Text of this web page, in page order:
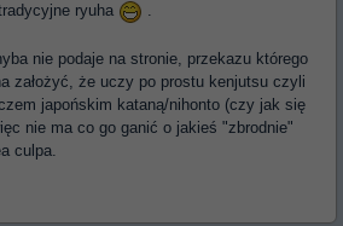
ryuha
.
nie podaje na stronie, przekazu którego
założyć, że uczy po prostu kenjutsu czyli
japońskim kataną/nihonto (czy jak się
nie ma co go ganić o jakieś "zbrodnie"
culpa.